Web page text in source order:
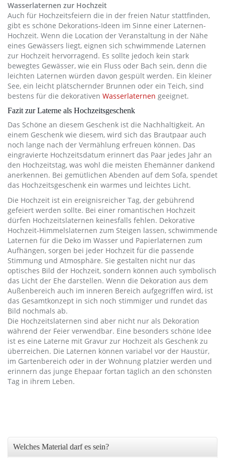
Wasserlaternen zur Hochzeit
Auch für Hochzeitsfeiern die in der freien Natur stattfinden,
gibt es schöne Dekorations-Ideen im Sinne einer Laternen-
Hochzeit. Wenn die Location der Veranstaltung in der Nähe
eines Gewässers liegt, eignen sich schwimmende Laternen
zur Hochzeit hervorragend. Es sollte jedoch kein stark
bewegtes Gewässer, wie ein Fluss oder Bach sein, denn die
leichten Laternen würden davon gespült werden. Ein kleiner
See, ein leicht plätschernder Brunnen oder ein Teich, sind
bestens für die dekorativen Wasserlaternen geeignet.
Fazit zur Laterne als Hochzeitsgeschenk
Das Schöne an diesem Geschenk ist die Nachhaltigkeit. An
einem Geschenk wie diesem, wird sich das Brautpaar auch
noch lange nach der Vermählung erfreuen können. Das
eingravierte Hochzeitsdatum erinnert das Paar jedes Jahr an
den Hochzeitstag, was wohl die meisten Ehemänner dankend
anerkennen. Bei gemütlichen Abenden auf dem Sofa, spendet
das Hochzeitsgeschenk ein warmes und leichtes Licht.
Die Hochzeit ist ein ereignisreicher Tag, der gebührend
gefeiert werden sollte. Bei einer romantischen Hochzeit
dürfen Hochzeitslaternen keinesfalls fehlen. Dekorative
Hochzeit-Himmelslaternen zum Steigen lassen, schwimmende
Laternen für die Deko im Wasser und Papierlaternen zum
Aufhängen, sorgen bei jeder Hochzeit für die passende
Stimmung und Atmosphäre. Sie gestalten nicht nur das
optisches Bild der Hochzeit, sondern können auch symbolisch
das Licht der Ehe darstellen. Wenn die Dekoration aus dem
Außenbereich auch im inneren Bereich aufgegriffen wird, ist
das Gesamtkonzept in sich noch stimmiger und rundet das
Bild nochmals ab.
Die Hochzeitslaternen sind aber nicht nur als Dekoration
während der Feier verwendbar. Eine besonders schöne Idee
ist es eine Laterne mit Gravur zur Hochzeit als Geschenk zu
überreichen. Die Laternen können variabel vor der Haustür,
im Gartenbereich oder in der Wohnung platzier werden und
erinnern das junge Ehepaar fortan täglich an den schönsten
Tag in ihrem Leben.
Welches Material darf es sein?